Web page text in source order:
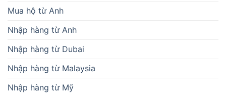
Mua hộ từ Anh
Nhập hàng từ Anh
Nhập hàng từ Dubai
Nhập hàng từ Malaysia
Nhập hàng từ Mỹ